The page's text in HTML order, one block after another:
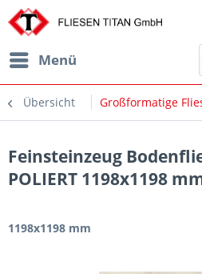
Menü
Übersicht Großformatige
Feinsteinzeug
POLIERT 1198x1198
1198x1198 mm